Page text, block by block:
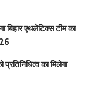
बिहार एथलेटिक्स टीम का
का मिलेगा